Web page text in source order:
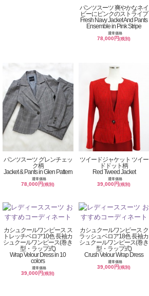
パンツスーツ 爽やかなネイ
ビーにピンクのストライプ
Fresh Navy Jacket And Pants
Ensemble in Pink Stripe
通常価格
78,000円(税別)
パンツスーツ グレンチェッ
ク柄
Jacket & Pants in Glen Pattern
通常価格
78,000円(税別)
ツイードジャケット ツイー
ドドット柄
Red Tweed Jacket
通常価格
39,000円(税別)
カシュクールワンピース ス
トレッチベロア10色 長袖カ
シュクールワンピース(巻き
型・ラップ式)
Wrap Velour Dress in 10
colors
通常価格
39,000円(税別)
カシュクールワンピース ク
ラッシュベロア18色 長袖カ
シュクールワンピース(巻き
型・ラップ式)
Crush Velour Wrap Dress
通常価格
39,000円(税別)